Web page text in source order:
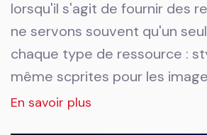
lorsqu'il s'agit de fournir des
ne servons souvent qu'un
chaque type de ressource :
même scprites pour les
En savoir plus